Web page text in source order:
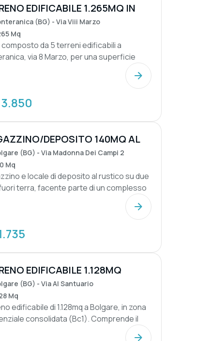
EDIFICABILE 1.265MQ IN
AT...(BG) - Via Viii Marzo
Mq
da 5 terreni edificabili a
via 8 Marzo, per una superficie
DEPOSITO 140MQ AL
(BG) - Via Madonna Dei Campi 2
Mq
e locale di deposito al rustico su due
terra, facente parte di un complesso
EDIFICABILE 1.128MQ
(BG) - Via Al Santuario
Mq
edificabile di 1.128mq a Bolgare, in zona
consolidata (Bc1). Comprende il